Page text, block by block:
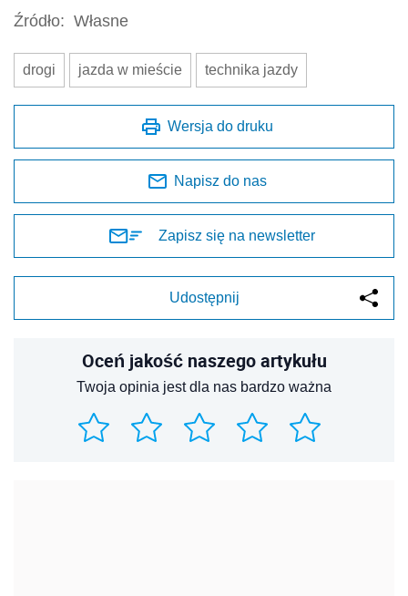
Źródło: Własne
drogi jazda w mieście technika jazdy
Wersja do druku
Napisz do nas
Zapisz się na newsletter
Udostępnij
Oceń jakość naszego artykułu
Twoja opinia jest dla nas bardzo ważna